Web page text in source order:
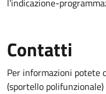
l'indicazione-
Contatti
Per informazioni potete
(sportello polifunzionale)